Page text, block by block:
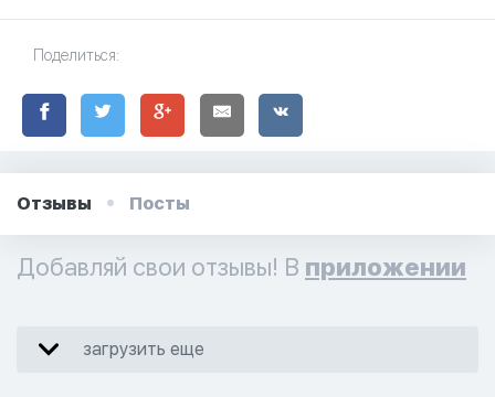
Поделиться:
Отзывы Посты
Добавляй свои отзывы! В приложении
загрузить еще